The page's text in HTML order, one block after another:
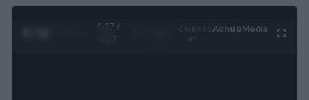
0:28 /
AdhubMedia